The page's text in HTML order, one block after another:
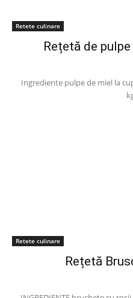
Retete culinare
Rețetă de
Ingrediente pulpe de miel la
Retete culinare
Rețetă